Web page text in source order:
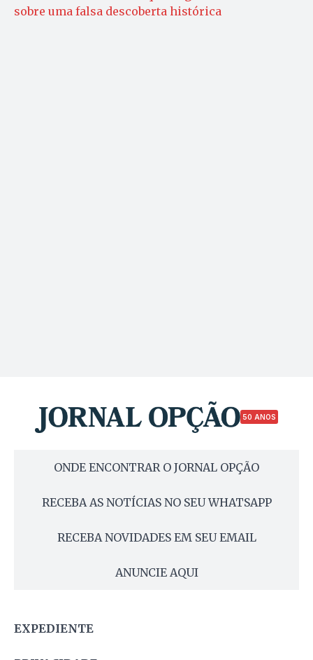
sobre uma falsa descoberta histórica
50 ANOS
ONDE ENCONTRAR O JORNAL OPÇÃO
RECEBA AS NOTÍCIAS NO SEU WHATSAPP
RECEBA NOVIDADES EM SEU EMAIL
ANUNCIE AQUI
EXPEDIENTE